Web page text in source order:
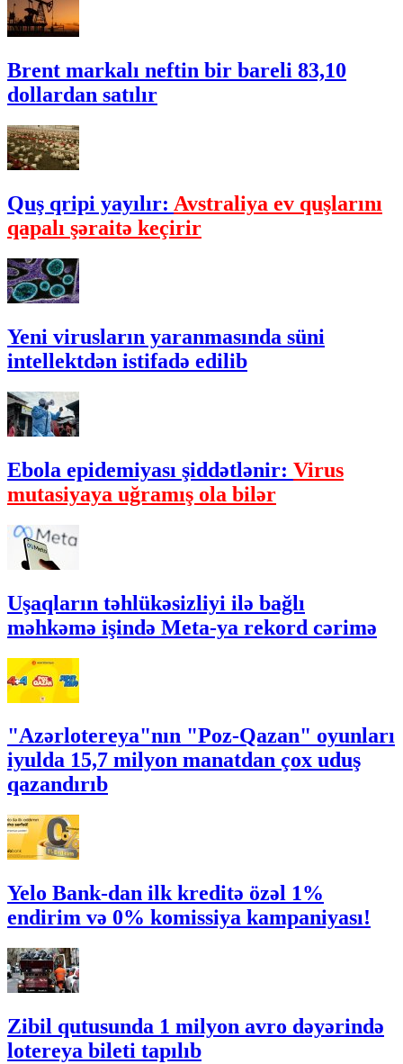
Brent markalı neftin bir bareli 83,10
dollardan satılır
Quş qripi yayılır: Avstraliya ev quşlarını
qapalı şəraitə keçirir
Yeni virusların yaranmasında süni
intellektdən istifadə edilib
Ebola epidemiyası şiddətlənir: Virus
mutasiyaya uğramış ola bilər
Uşaqların təhlükəsizliyi ilə bağlı
məhkəmə işində Meta-ya rekord cərimə
"Azərlotereya"nın "Poz-Qazan" oyunları
iyulda 15,7 milyon manatdan çox uduş
qazandırıb
Yelo Bank-dan ilk kreditə özəl 1%
endirim və 0% komissiya kampaniyası!
Zibil qutusunda 1 milyon avro dəyərində
lotereya bileti tapılıb